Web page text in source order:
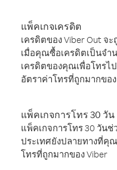
แพ็คเกจเครดิต
เครดิตของ Viber Out จ
เมื่อคุณซื้อเครดิตเป็นจำ
เครดิตของคุณเพื่อโทรไ
อัตราค่าโทรที่ถูกมากขอ
แพ็คเกจการโทร 30 วัน
แพ็คเกจการโทร 30 วัน
ประเทศยังปลายทางที่คุ
โทรที่ถูกมากของ Viber